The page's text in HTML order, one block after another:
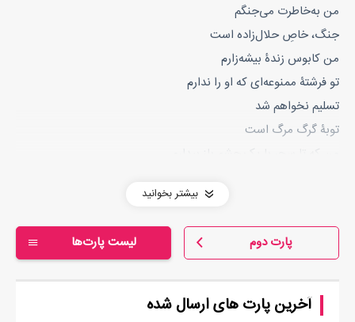
من به‌خاطرت می‌جنگم
جنگ، خاصِ حلال‌زاده است
من کابوس زندۀ بیشه‌زارم
تو فرشتۀ ممنوعه‌ای که او را ندارم
تسلیم نخواهم شد
توبۀ گرگ مرگ است
با تو التیام می‌یابم
فرشته‌ای یا مرهم؟
اما شکارم تویی
بیشتر بخوانید
لیست پارت‌ها پارت دوم
آخرین پارت های ارسال شده